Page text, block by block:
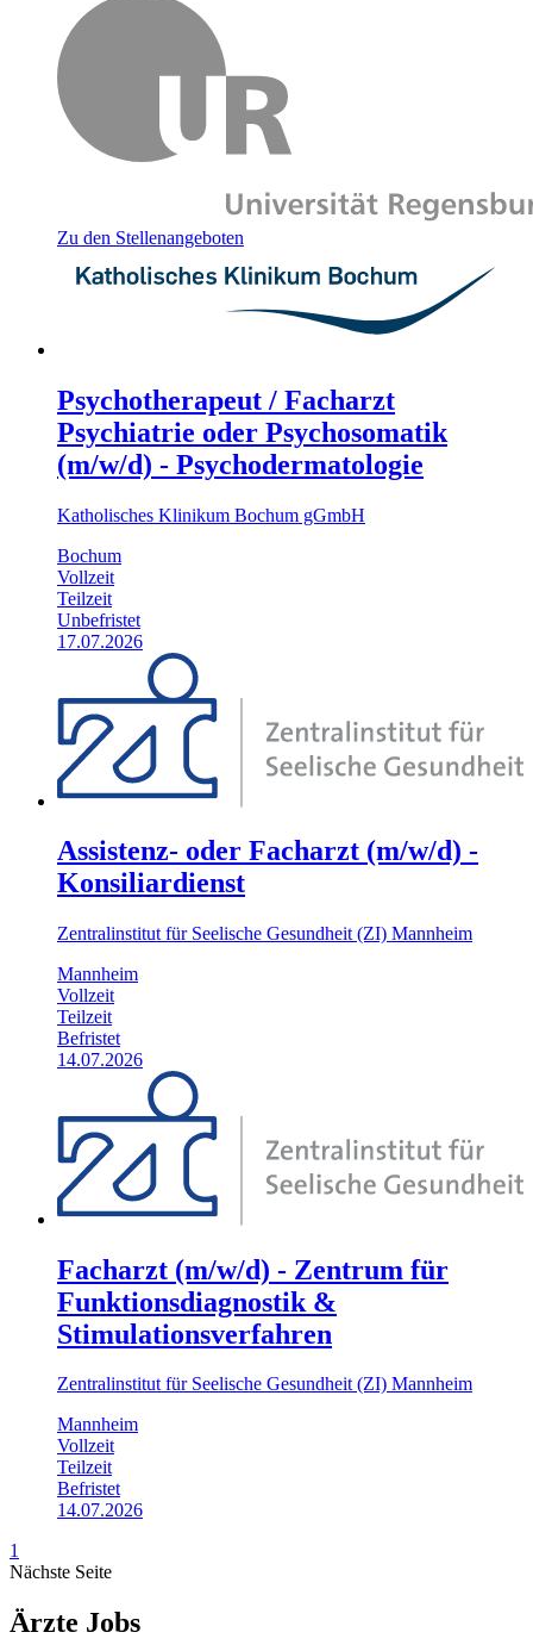
Zu den Stellenangeboten
Psychotherapeut / Facharzt
Psychiatrie oder Psychosomatik
(m/w/d) - Psychodermatologie
Katholisches Klinikum Bochum gGmbH
Bochum
Vollzeit
Teilzeit
Unbefristet
17.07.2026
Assistenz- oder Facharzt (m/w/d) -
Konsiliardienst
Zentralinstitut für Seelische Gesundheit (ZI) Mannheim
Mannheim
Vollzeit
Teilzeit
Befristet
14.07.2026
Facharzt (m/w/d) - Zentrum für
Funktionsdiagnostik &
Stimulationsverfahren
Zentralinstitut für Seelische Gesundheit (ZI) Mannheim
Mannheim
Vollzeit
Teilzeit
Befristet
14.07.2026
1
Nächste Seite
Ärzte Jobs